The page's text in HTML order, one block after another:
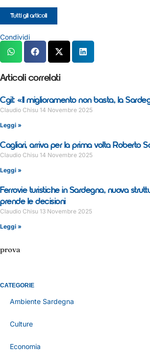
Tutti gli articoli
Condividi
Articoli correlati
Cgil: «Il miglioramento non basta, la
Claudio Chisu 14 Novembre 2025
Leggi »
Cagliari, arriva per la prima volta Roberto
Claudio Chisu 14 Novembre 2025
Leggi »
Ferrovie turistiche in Sardegna, nuova
prende le decisioni
Claudio Chisu 13 Novembre 2025
Leggi »
prova
CATEGORIE
Ambiente Sardegna
Culture
Economia